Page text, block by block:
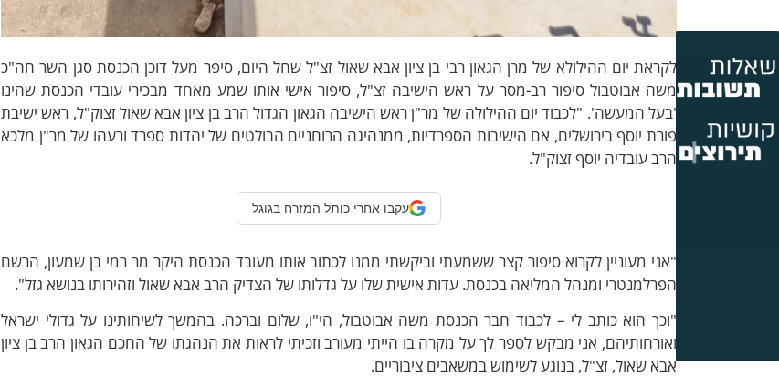
לקראת יום ההילולא של מרן הגאון רבי בן ציון אבא שאול זצ"ל שחל היום, סיפר מעל דוכן הכנסת סגן השר חה"כ
משה אבוטבול סיפור רב-מסר על ראש הישיבה זצ"ל, סיפור אישי אותו שמע מאחד מבכירי עובדי הכנסת שהינו
'בעל המעשה'. "לכבוד יום ההילולה של מר"ן ראש הישיבה הגאון הגדול הרב בן ציון אבא שאול זצוק"ל, ראש ישיבת
פורת יוסף בירושלים, אם הישיבות הספרדיות, ממנהיגה הרוחניים הבולטים של יהדות ספרד ורעהו של מר"ן מלכא
הרב עובדיה יוסף זצוק"ל.
עקבו אחרי כותל המזרח בגוגל
"אני מעוניין לקרוא סיפור קצר ששמעתי וביקשתי ממנו לכתוב אותו מעובד הכנסת היקר מר רמי בן שמעון, הרשם
הפרלמנטרי ומנהל המליאה בכנסת. עדות אישית שלו על גדלותו של הצדיק הרב אבא שאול וזהירותו בנושא גזל".
"וכך הוא כותב לי – לכבוד חבר הכנסת משה אבוטבול, הי"ו, שלום וברכה. בהמשך לשיחותינו על גדולי ישראל
ואורחותיהם, אני מבקש לספר לך על מקרה בו הייתי מעורב וזכיתי לראות את הנהגתו של החכם הגאון הרב בן ציון
אבא שאול, זצ"ל, בנוגע לשימוש במשאבים ציבוריים.